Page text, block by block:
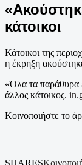
κάτοικοι
Κάτοικοι της
η έκρηξη
«Όλα τα παράθυρα
άλλος κάτοικος.
Κοινοποιήστε το
SHARES